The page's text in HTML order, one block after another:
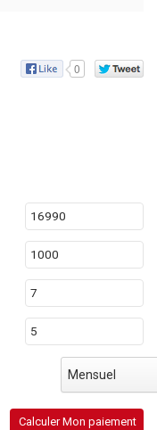
0
Mensuel
Calculer Mon paiement